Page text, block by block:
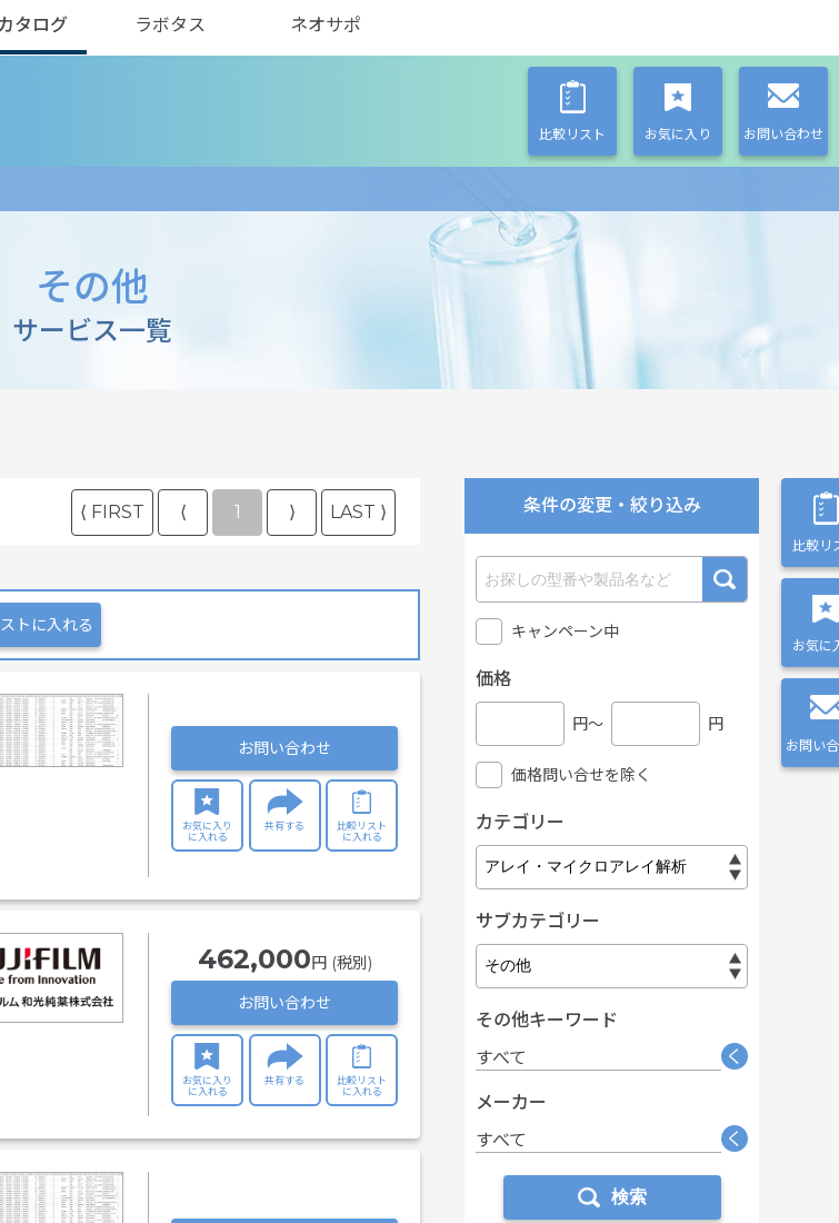
タログ ラボタス ネオサポ
比較リスト お気に入り お問い合わせ
その他
サービス一覧
⟨ FIRST ⟨ 1 ⟩ LAST ⟩
トに入れる
お問い合わせ
お気に入り
に入れる
共有する
比較リスト
に入れる
462,000円 (税別)
お問い合わせ
お気に入り
に入れる
共有する
比較リスト
に入れる
比較リ
お気に
お問い
条件の変更・絞り込み
キャンペーン中
価格
円〜 円
価格問い合せを除く
カテゴリー
サブカテゴリー
その他キーワード
すべて
く
メーカー
すべて
く
検索